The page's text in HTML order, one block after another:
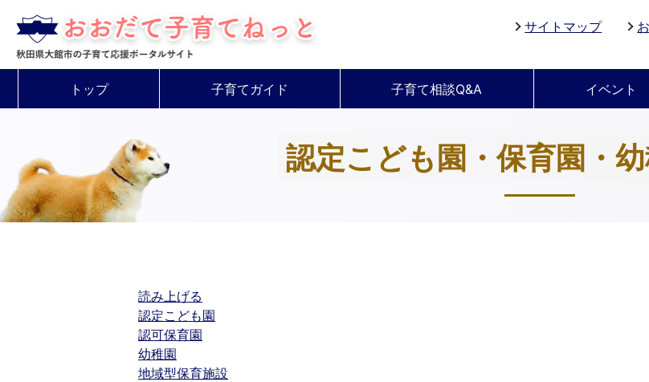
サイトマップ
トップ 子育てガイド 子育て相談Q&A イベント
認定こども園・保育園・
読み上げる
認定こども園
認可保育園
幼稚園
地域型保育施設